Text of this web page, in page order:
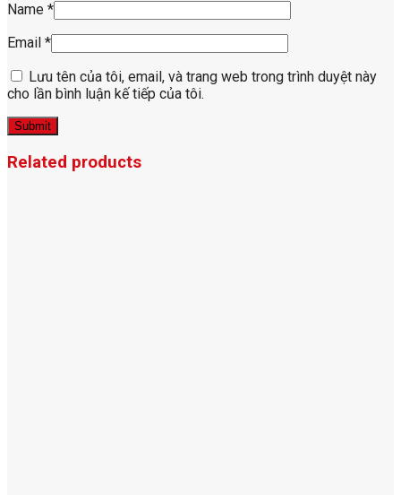
Name *
Email *
Lưu tên của tôi, email, và trang web trong trình duyệt này
cho lần bình luận kế tiếp của tôi.
Related products